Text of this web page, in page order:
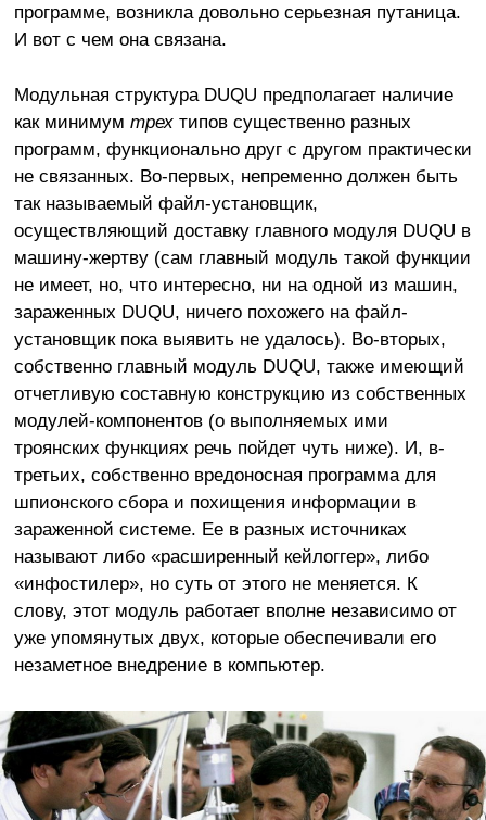
программе, возникла довольно серьезная путаница.
И вот с чем она связана.
Модульная структура DUQU предполагает наличие
как минимум трехтипов существенно разных
программ, функционально друг с другом практически
не связанных. Во-первых, непременно должен быть
так называемый файл-установщик,
осуществляющий доставку главного модуля DUQU в
машину-жертву (сам главный модуль такой функции
не имеет, но, что интересно, ни на одной из машин,
зараженных DUQU, ничего похожего на файл-
установщик пока выявить не удалось). Во-вторых,
собственно главный модуль DUQU, также имеющий
отчетливую составную конструкцию из собственных
модулей-компонентов (о выполняемых ими
троянских функциях речь пойдет чуть ниже). И, в-
третьих, собственно вредоносная программа для
шпионского сбора и похищения информации в
зараженной системе. Ее в разных источниках
называют либо «расширенный кейлоггер», либо
«инфостилер», но суть от этого не меняется. К
слову, этот модуль работает вполне независимо от
уже упомянутых двух, которые обеспечивали его
незаметное внедрение в компьютер.